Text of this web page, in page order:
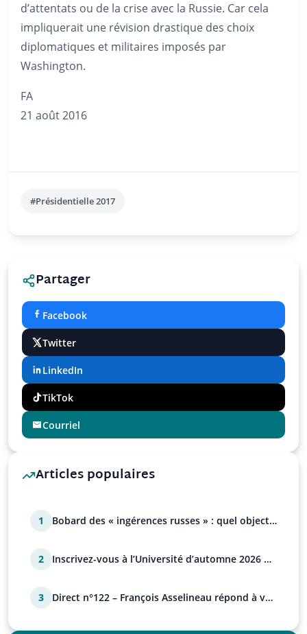
d’attentats ou de la crise avec la Russie. Car cela
impliquerait une révision drastique des choix
diplomatiques et militaires imposés par
Washington.
FA
21 août 2016
#Présidentielle 2017
Partager
Facebook
Twitter
LinkedIn
TikTok
Courriel
Articles populaires
1
Bobard des « ingérences russes » : quel objectif
2
Inscrivez-vous à l’Université d’automne 2026 de
3
Direct n°122 – François Asselineau répond à vos